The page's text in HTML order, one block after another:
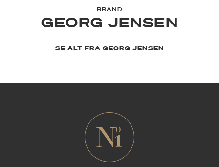
BRAND
GEORG JENSEN
SE ALT FRA GEORG JENSEN